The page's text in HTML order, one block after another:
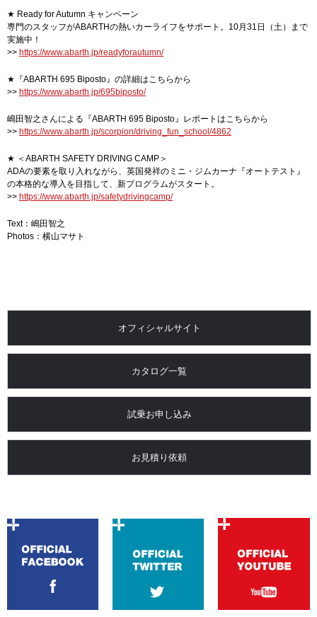
★ Ready for Autumn キャンペーン
専門のスタッフがABARTHの熱いカーライフをサポート。10月31日（土）まで
実施中！
>> https://www.abarth.jp/readyforautumn/
★『ABARTH 695 Biposto』の詳細はこちらから
>> https://www.abarth.jp/695biposto/
嶋田智之さんによる『ABARTH 695 Biposto』レポートはこちらから
>> https://www.abarth.jp/scorpion/driving_fun_school/4862
★ ＜ABARTH SAFETY DRIVING CAMP＞
ADAの要素を取り入れながら、英国発祥のミニ・ジムカーナ『オートテスト』
の本格的な導入を目指して、新プログラムがスタート。
>> https://www.abarth.jp/safetydrivingcamp/
Text：嶋田智之
Photos：横山マサト
オフィシャルサイト
カタログ一覧
試乗お申し込み
お見積り依頼